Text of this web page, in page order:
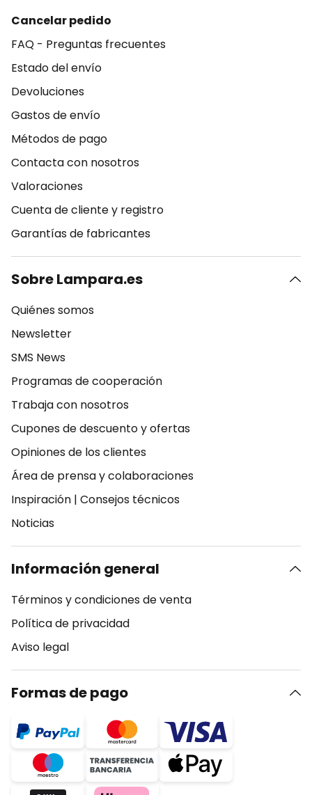
Cancelar pedido
FAQ - Preguntas frecuentes
Estado del envío
Devoluciones
Gastos de envío
Métodos de pago
Contacta con nosotros
Valoraciones
Cuenta de cliente y registro
Garantías de fabricantes
Sobre Lampara.es
Quiénes somos
Newsletter
SMS News
Programas de cooperación
Trabaja con nosotros
Cupones de descuento y ofertas
Opiniones de los clientes
Área de prensa y colaboraciones
Inspiración | Consejos técnicos
Noticias
Información general
Términos y condiciones de venta
Política de privacidad
Aviso legal
Formas de pago